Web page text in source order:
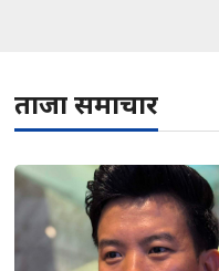
ताजा समाचार